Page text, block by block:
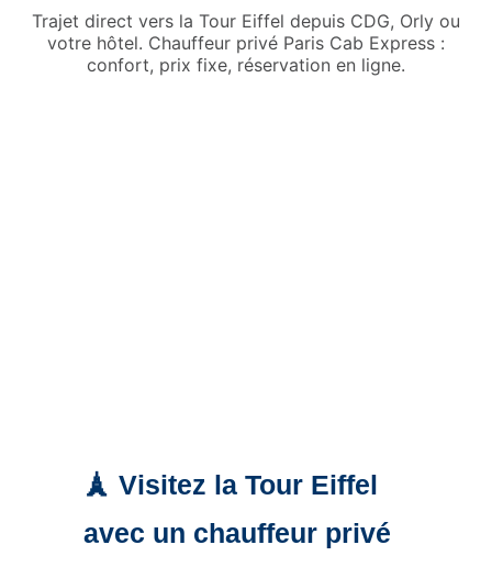
Trajet direct vers la Tour Eiffel depuis CDG, Orly ou
votre hôtel. Chauffeur privé Paris Cab Express :
confort, prix fixe, réservation en ligne.